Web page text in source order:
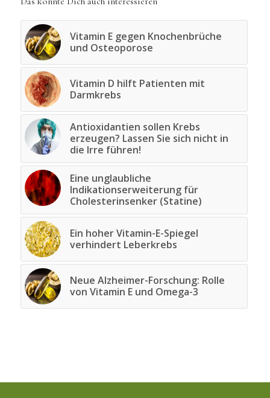
Vitamin E gegen Knochenbrüche
und Osteoporose
Vitamin D hilft Patienten mit
Darmkrebs
Antioxidantien sollen Krebs
erzeugen? Lassen Sie sich nicht in
die Irre führen!
Eine unglaubliche
Indikationserweiterung für
Cholesterinsenker (Statine)
Ein hoher Vitamin-E-Spiegel
verhindert Leberkrebs
Neue Alzheimer-Forschung: Rolle
von Vitamin E und Omega-3